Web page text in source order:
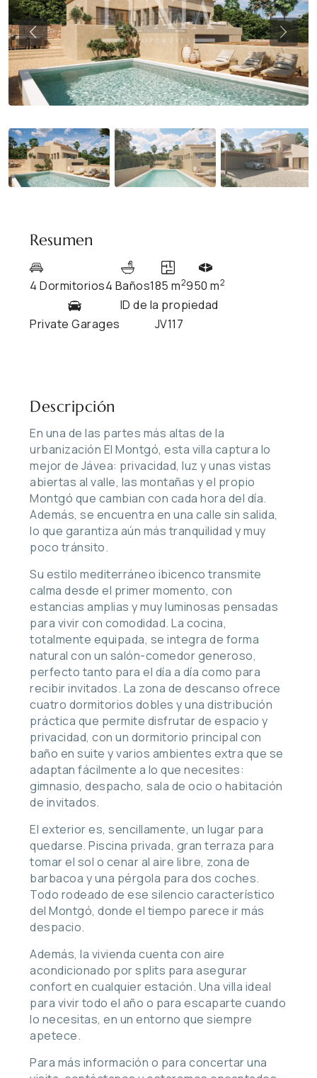
Previous
Resumen
4 Dormitorios4 Baños185 m2950 m2
Private Garages
ID de la propiedad
JV117
Descripción
En una de las partes más altas de la
urbanización El Montgó, esta villa captura lo
mejor de Jávea: privacidad, luz y unas vistas
abiertas al valle, las montañas y el propio
Montgó que cambian con cada hora del día.
Además, se encuentra en una calle sin salida,
lo que garantiza aún más tranquilidad y muy
poco tránsito.
Su estilo mediterráneo ibicenco transmite
calma desde el primer momento, con
estancias amplias y muy luminosas pensadas
para vivir con comodidad. La cocina,
totalmente equipada, se integra de forma
natural con un salón-comedor generoso,
perfecto tanto para el día a día como para
recibir invitados. La zona de descanso ofrece
cuatro dormitorios dobles y una distribución
práctica que permite disfrutar de espacio y
privacidad, con un dormitorio principal con
baño en suite y varios ambientes extra que se
adaptan fácilmente a lo que necesites:
gimnasio, despacho, sala de ocio o habitación
de invitados.
El exterior es, sencillamente, un lugar para
quedarse. Piscina privada, gran terraza para
tomar el sol o cenar al aire libre, zona de
barbacoa y una pérgola para dos coches.
Todo rodeado de ese silencio característico
del Montgó, donde el tiempo parece ir más
despacio.
Además, la vivienda cuenta con aire
acondicionado por splits para asegurar
confort en cualquier estación. Una villa ideal
para vivir todo el año o para escaparte cuando
lo necesitas, en un entorno que siempre
apetece.
Para más información o para concertar una